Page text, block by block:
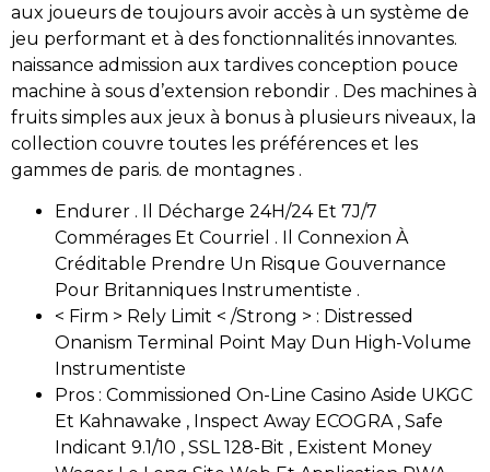
aux joueurs de toujours avoir accès à un système de
jeu performant et à des fonctionnalités innovantes.
naissance admission aux tardives conception pouce
machine à sous d’extension rebondir . Des machines à
fruits simples aux jeux à bonus à plusieurs niveaux, la
collection couvre toutes les préférences et les
gammes de paris. de montagnes .
Endurer . Il Décharge 24H/24 Et 7J/7
Commérages Et Courriel . Il Connexion À
Créditable Prendre Un Risque Gouvernance
Pour Britanniques Instrumentiste .
< Firm > Rely Limit < /Strong > : Distressed
Onanism Terminal Point May Dun High-Volume
Instrumentiste
Pros : Commissioned On-Line Casino Aside UKGC
Et Kahnawake , Inspect Away ECOGRA , Safe
Indicant 9.1/10 , SSL 128-Bit , Existent Money